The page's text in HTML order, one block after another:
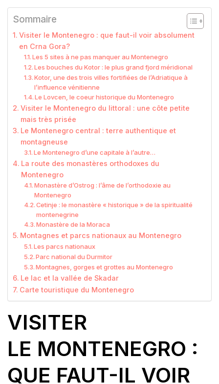
Sommaire
Visiter le Montenegro : que faut-il voir absolument
en Crna Gora?
Les 5 sites à ne pas manquer au Montenegro
Les bouches du Kotor : le plus grand fjord méridional
Kotor, une des trois villes fortifiées de l’Adriatique à
l’influence vénitienne
Le Lovcen, le coeur historique du Montenegro
Visiter le Montenegro du littoral : une côte petite
mais très prisée
Le Montenegro central : terre authentique et
montagneuse
Le Montenegro d’une capitale à l’autre…
La route des monastères orthodoxes du
Montenegro
Monastère d’Ostrog : l’âme de l’orthodoxie au
Montenegro
Cetinje : le monastère « historique » de la spiritualité
montenegrine
Monastère de la Moraca
Montagnes et parcs nationaux au Montenegro
Les parcs nationaux
Parc national du Durmitor
Montagnes, gorges et grottes au Montenegro
Le lac et la vallée de Skadar
Carte touristique du Montenegro
VISITER
LE MONTENEGRO :
QUE FAUT-IL VOIR